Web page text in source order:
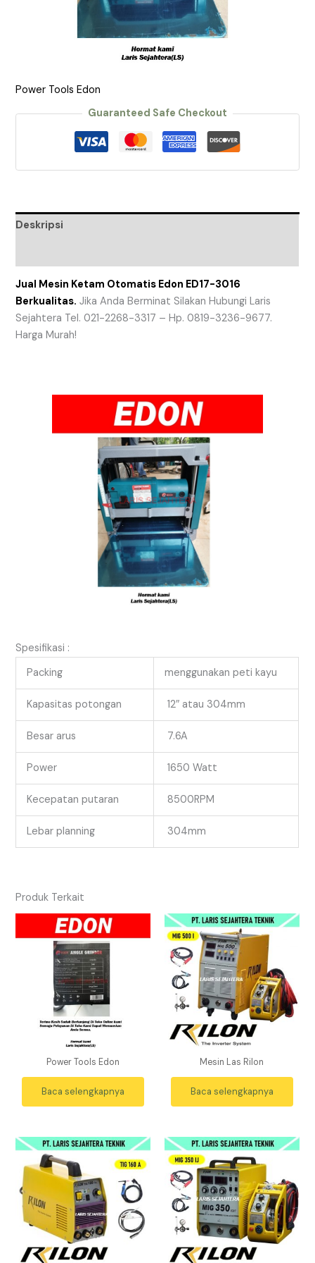
Power Tools Edon
Guaranteed Safe Checkout
Deskripsi
Jual Mesin Ketam Otomatis Edon ED17-3016
Berkualitas. Jika Anda Berminat Silakan Hubungi Laris
Sejahtera Tel. 021-2268-3317 – Hp. 0819-3236-9677.
Harga Murah!
Spesifikasi :
Packing
menggunakan peti kayu
Kapasitas potongan 12″ atau 304mm
Besar arus 7.6A
Power 1650 Watt
Kecepatan putaran 8500RPM
Lebar planning 304mm
Produk Terkait
Power Tools Edon
Baca selengkapnya
Mesin Las Rilon
Baca selengkapnya